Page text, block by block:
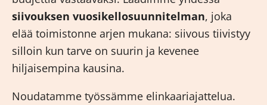
siivouksen vuosikellosuunnitelman, joka
elää toimistonne arjen mukana: siivous tiivistyy
silloin kun tarve on suurin ja kevenee
hiljaisempina kausina.
Noudatamme työssämme elinkaariajattelua.